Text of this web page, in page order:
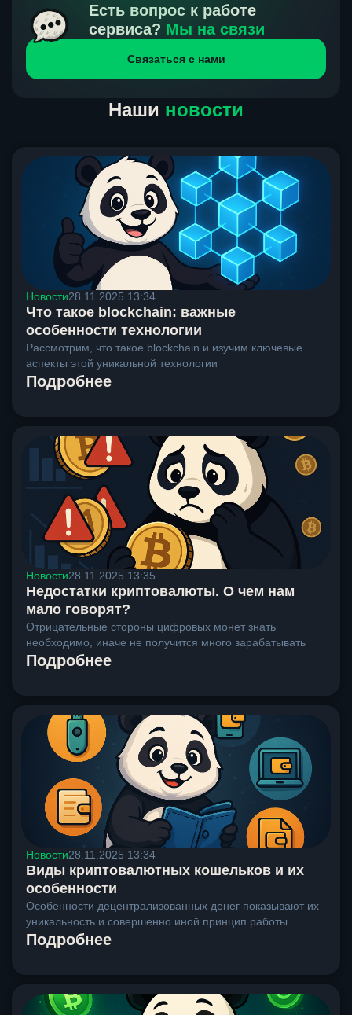
получения нами средств от тебя, а на другой части
направлений курс, указанный на сайте, является
окончательным. Если сомневаешься, напиши в онлайн-
чат на сайте, мы поможем разобраться.
Есть вопрос к работе
сервиса? Мы на связи
Связаться с нами
Наши новости
Новости28.11.2025 13:34
Что такое blockchain: важные
особенности технологии
Рассмотрим, что такое blockchain и изучим ключевые
аспекты этой уникальной технологии
Подробнее
Новости28.11.2025 13:35
Недостатки криптовалюты. О чем нам
мало говорят?
Отрицательные стороны цифровых монет знать
необходимо, иначе не получится много зарабатывать
Подробнее
Новости28.11.2025 13:34
Виды криптовалютных кошельков и их
особенности
Особенности децентрализованных денег показывают их
уникальность и совершенно иной принцип работы
Подробнее